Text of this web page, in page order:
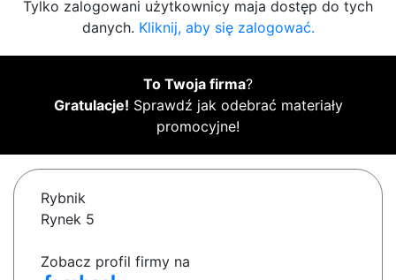
Tylko zalogowani użytkownicy maja dostęp do tych
danych. Kliknij, aby się zalogować.
To Twoja firma?
Gratulacje! Sprawdź jak odebrać materiały
promocyjne!
Rybnik
Rynek 5
Zobacz profil firmy na